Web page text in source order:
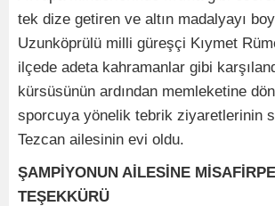
tek dize getiren ve altın madalyayı
Uzunköprülü milli güreşçi Kıymet
ilçede adeta kahramanlar gibi
kürsüsünün ardından memleketine
sporcuya yönelik tebrik ziyaretlerinin
Tezcan ailesinin evi oldu.
ŞAMPİYONUN AİLESİNE
TEŞEKKÜRÜ